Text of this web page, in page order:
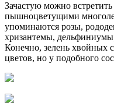
Зачастую можно
пышноцветущими
упоминаются розы,
хризантемы,
Конечно, зелень хвойных
цветов, но у подобного